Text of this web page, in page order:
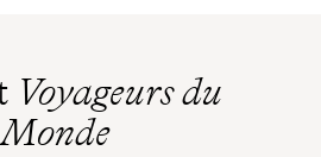
Voyageurs du
Monde